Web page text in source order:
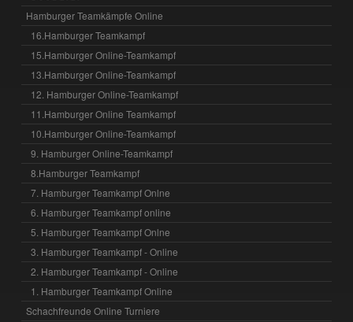
Hamburger Teamkämpfe Online
16.Hamburger Teamkampf
15.Hamburger Online-Teamkampf
13.Hamburger Online-Teamkampf
12. Hamburger Online-Teamkampf
11.Hamburger Online Teamkampf
10.Hamburger Online-Teamkampf
9. Hamburger Online-Teamkampf
8.Hamburger Teamkampf
7. Hamburger Teamkampf Onlne
6. Hamburger Teamkampf online
5. Hamburger Teamkampf Onlne
3. Hamburger Teamkampf - Online
2. Hamburger Teamkampf - Online
1. Hamburger Teamkampf Online
Schachfreunde Online Turniere